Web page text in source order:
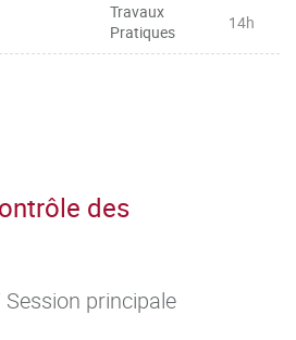
Travaux
Pratiques
14h
des
principale